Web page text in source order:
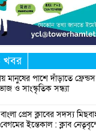
খবর
মানুষের পাশে দাঁড়াতে
ও সাংস্কৃতিক সন্ধ্যা
প্রেস ক্লাবের সদস্য
ইন্তেকাল : ক্লাব